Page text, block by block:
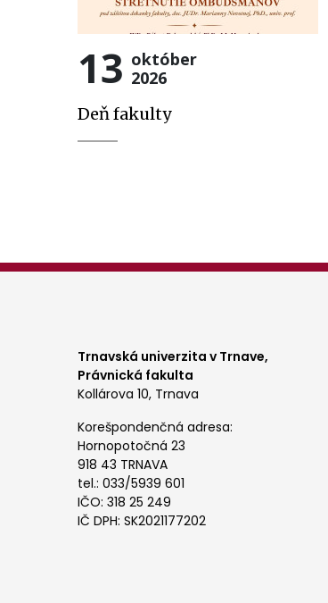
13 október
2026
Deň fakulty
Trnavská univerzita v Trnave,
Právnická fakulta
Kollárova 10, Trnava
Korešpondenčná adresa:
Hornopotočná 23
918 43 TRNAVA
tel.: 033/5939 601
IČO: 318 25 249
IČ DPH: SK2021177202